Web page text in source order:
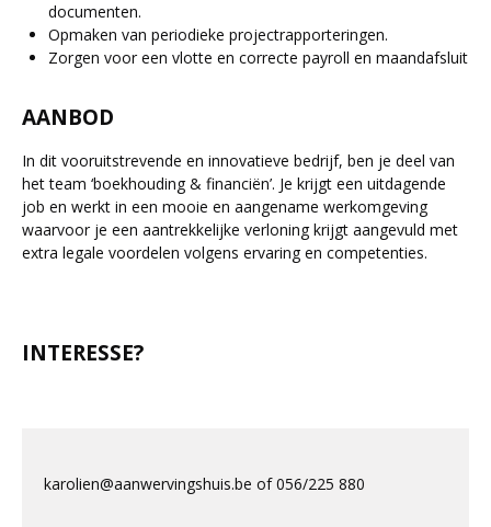
documenten.
Opmaken van periodieke projectrapporteringen.
Zorgen voor een vlotte en correcte payroll en maandafsluit
AANBOD
In dit vooruitstrevende en innovatieve bedrijf, ben je deel van
het team ‘boekhouding & financiën’. Je krijgt een uitdagende
job en werkt in een mooie en aangename werkomgeving
waarvoor je een aantrekkelijke verloning krijgt aangevuld met
extra legale voordelen volgens ervaring en competenties.
INTERESSE?
karolien@aanwervingshuis.be of 056/225 880